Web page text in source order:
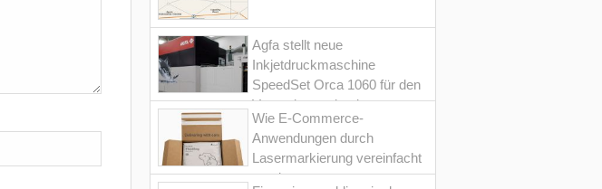
Agfa stellt neue
Inkjetdruckmaschine
SpeedSet Orca 1060 für den
Verpackungsdruck vor
Wie E-Commerce-
Anwendungen durch
Lasermarkierung vereinfacht
werden